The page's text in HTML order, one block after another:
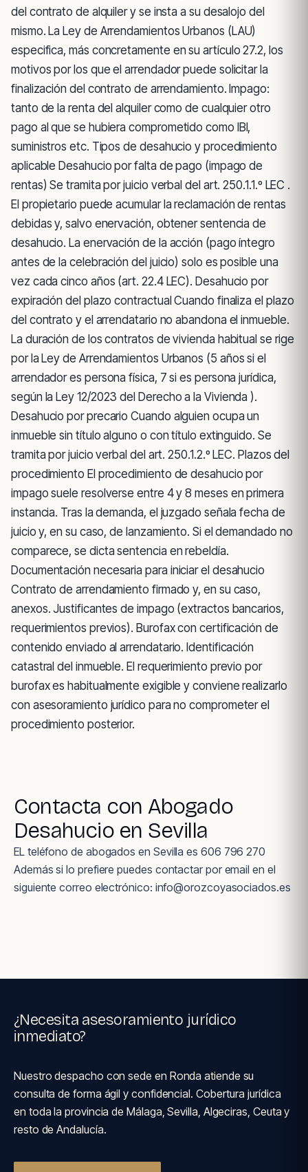
del contrato de alquiler y se insta a su desalojo del
mismo. La Ley de Arrendamientos Urbanos (LAU)
especifica, más concretamente en su artículo 27.2, los
motivos por los que el arrendador puede solicitar la
finalización del contrato de arrendamiento. Impago:
tanto de la renta del alquiler como de cualquier otro
pago al que se hubiera comprometido como IBI,
suministros etc. Tipos de desahucio y procedimiento
aplicable Desahucio por falta de pago (impago de
rentas) Se tramita por juicio verbal del art. 250.1.1.º LEC .
El propietario puede acumular la reclamación de rentas
debidas y, salvo enervación, obtener sentencia de
desahucio. La enervación de la acción (pago íntegro
antes de la celebración del juicio) solo es posible una
vez cada cinco años (art. 22.4 LEC). Desahucio por
expiración del plazo contractual Cuando finaliza el plazo
del contrato y el arrendatario no abandona el inmueble.
La duración de los contratos de vivienda habitual se rige
por la Ley de Arrendamientos Urbanos (5 años si el
arrendador es persona física, 7 si es persona jurídica,
según la Ley 12/2023 del Derecho a la Vivienda ).
Desahucio por precario Cuando alguien ocupa un
inmueble sin título alguno o con título extinguido. Se
tramita por juicio verbal del art. 250.1.2.º LEC. Plazos del
procedimiento El procedimiento de desahucio por
impago suele resolverse entre 4 y 8 meses en primera
instancia. Tras la demanda, el juzgado señala fecha de
juicio y, en su caso, de lanzamiento. Si el demandado no
comparece, se dicta sentencia en rebeldía.
Documentación necesaria para iniciar el desahucio
Contrato de arrendamiento firmado y, en su caso,
anexos. Justificantes de impago (extractos bancarios,
requerimientos previos). Burofax con certificación de
contenido enviado al arrendatario. Identificación
catastral del inmueble. El requerimiento previo por
burofax es habitualmente exigible y conviene realizarlo
con asesoramiento jurídico para no comprometer el
procedimiento posterior.
Contacta con Abogado
Desahucio en Sevilla
EL teléfono de abogados en Sevilla es 606 796 270
Además si lo prefiere puedes contactar por email en el
siguiente correo electrónico: info@orozcoyasociados.es
¿Necesita asesoramiento jurídico
inmediato?
Nuestro despacho con sede en Ronda atiende su
consulta de forma ágil y confidencial. Cobertura jurídica
en toda la provincia de Málaga, Sevilla, Algeciras, Ceuta y
resto de Andalucía.